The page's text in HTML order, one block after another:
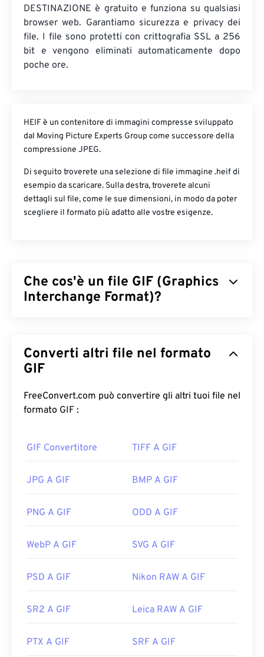
DESTINAZIONE è gratuito e funziona su qualsiasi
browser web. Garantiamo sicurezza e privacy dei
file. I file sono protetti con crittografia SSL a 256
bit e vengono eliminati automaticamente dopo
poche ore.
HEIF è un contenitore di immagini compresse sviluppato
dal Moving Picture Experts Group come successore della
compressione JPEG.
Di seguito troverete una selezione di file immagine .heif di
esempio da scaricare. Sulla destra, troverete alcuni
dettagli sul file, come le sue dimensioni, in modo da poter
scegliere il formato più adatto alle vostre esigenze.
Che cos'è un file GIF (Graphics
Interchange Format)?
creare immagini semplici utilizzando ilmodello di
colore RGB
senza perdita di datie supporta l'animazione senza
audio. L'uso più comune del GIF è in forma animata
su Internet.
Come aprire un file GIF?
GIF, il che gli conferisce un netto vantaggio
Inoltre, il formato GIF si apre sui dispositivi mobili
diffuso diAdobe Flash
Le GIF si aprono facilmente su quasi tutte le
web e sistemi operativi. Per aprire una GIF per
Converti altri file nel formato
GIF
FreeConvert.com può convertire gli altri tuoi file nel
formato GIF :
GIF Convertitore TIFF A GIF
JPG A GIF BMP A GIF
PNG A GIF ODD A GIF
WebP A GIF SVG A GIF
PSD A GIF Nikon RAW A GIF
SR2 A GIF Leica RAW A GIF
PTX A GIF SRF A GIF